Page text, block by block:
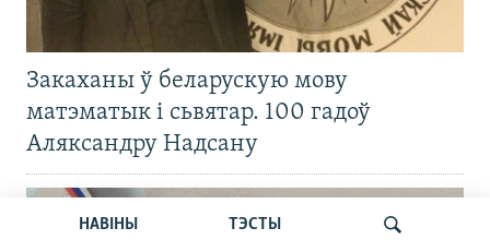
НАВІНЫ ТЭСТЫ
Закаханы ў беларускую мову
матэматык і сьвятар. 100 гадоў
Аляксандру Надсану